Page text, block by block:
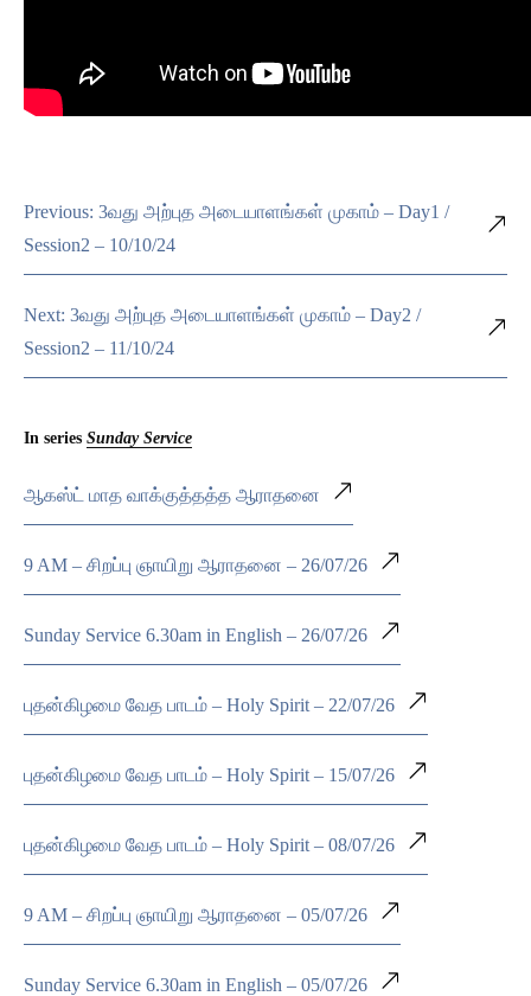
Previous: 3வது அற்புத அடையாளங்கள் முகாம் – Day1 /
Session2 – 10/10/24
Next: 3வது அற்புத அடையாளங்கள் முகாம் – Day2 /
Session2 – 11/10/24
In series Sunday Service
ஆகஸ்ட் மாத வாக்குத்தத்த ஆராதனை
9 AM – சிறப்பு ஞாயிறு ஆராதனை – 26/07/26
Sunday Service 6.30am in English – 26/07/26
புதன்கிழமை வேத பாடம் – Holy Spirit – 22/07/26
புதன்கிழமை வேத பாடம் – Holy Spirit – 15/07/26
புதன்கிழமை வேத பாடம் – Holy Spirit – 08/07/26
9 AM – சிறப்பு ஞாயிறு ஆராதனை – 05/07/26
Sunday Service 6.30am in English – 05/07/26